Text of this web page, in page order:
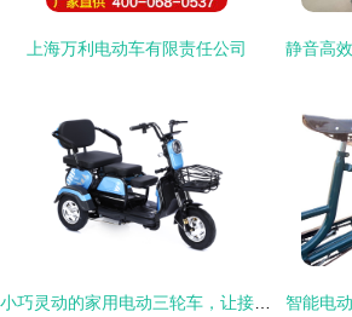
上海万利电动车有限责任公司